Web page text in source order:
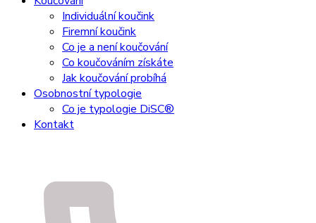
Individuální koučink
Firemní koučink
Co je a není koučování
Co koučováním získáte
Jak koučování probíhá
Osobnostní typologie
Co je typologie DiSC®
Kontakt